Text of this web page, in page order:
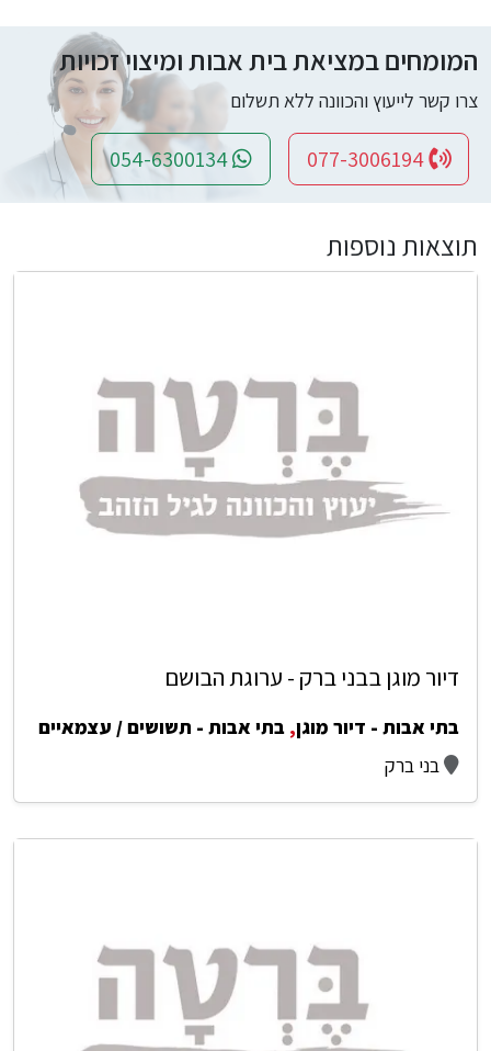
המומחים במציאת בית אבות ומיצוי זכויות
צרו קשר לייעוץ והכוונה ללא תשלום
תוצאות נוספות
דיור מוגן בבני ברק - ערוגת הבושם
בתי אבות - דיור מוגן, בתי אבות - תשושים / עצמאיים
בני ברק